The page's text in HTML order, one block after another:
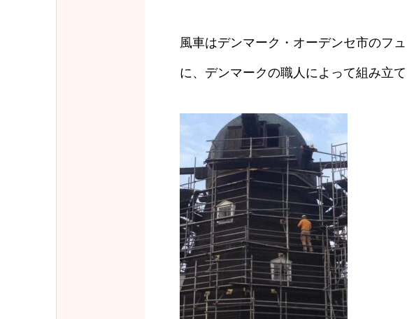
風車はデンマーク・オーデンセ市のフ
に、デンマークの職人によって組み立